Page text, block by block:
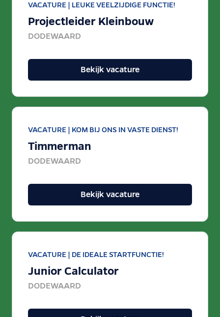
VACATURE | LEUKE VEELZIJDIGE FUNCTIE!
Projectleider Kleinbouw
DODEWAARD
Bekijk vacature
VACATURE | KOM BIJ ONS IN VASTE DIENST!
Timmerman
DODEWAARD
Bekijk vacature
VACATURE | DE IDEALE STARTFUNCTIE!
Junior Calculator
DODEWAARD